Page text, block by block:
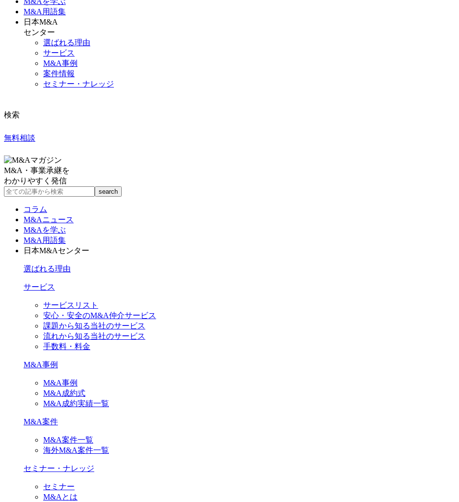
M&A 用語集
日本M&A
センター
選ばれる理由
サービス
M&A事例
案件情報
セミナー・ナレッジ
検索
無料相談
M&A・事業承継を
わかりやすく発信
コラム
M&Aニュース
M&Aを学ぶ
M&A用語集
日本M&Aセンター
選ばれる理由
サービス
サービスリスト
安心・安全のM&A仲介サービス
課題から知る当社のサービス
流れから知る当社のサービス
手数料・料金
M&A事例
M&A事例
M&A成約式
M&A成約実績一覧
M&A案件
M&A案件一覧
海外M&A案件一覧
セミナー・ナレッジ
セミナー
M&Aとは